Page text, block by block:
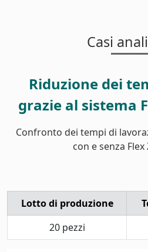
Casi
Riduzione dei
grazie al sistema
Confronto dei tempi di
con e senza Flex
Lotto di produzione
20 pezzi